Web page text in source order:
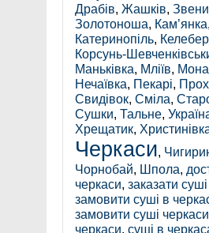
Драбів, Жашків,
Золотоноша, Кам’янка,
Катеринопіль,
Корсунь-
Маньківка, Мліїв,
Нечаївка, Пекарі,
Свидівок, Сміла,
Сушки, Тальне,
Хрещатик,
Черкаси,
Чорнобай, Шпола,
черкаси, заказати
замовити суші в
замовити суші черкаси
черкаси, суші в